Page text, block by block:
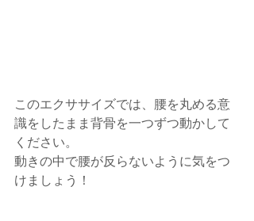
このエクササイズでは、腰を丸める意
識をしたまま背骨を一つずつ動かして
ください。
動きの中で腰が反らないように気をつ
けましょう！